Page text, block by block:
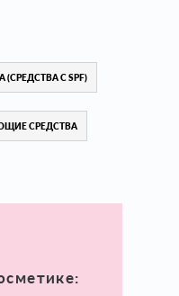
(СРЕДСТВА С SPF)
СРЕДСТВА